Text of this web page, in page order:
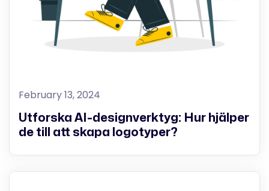
February 13, 2024
Utforska AI-designverktyg: Hur hjälper
de till att skapa logotyper?